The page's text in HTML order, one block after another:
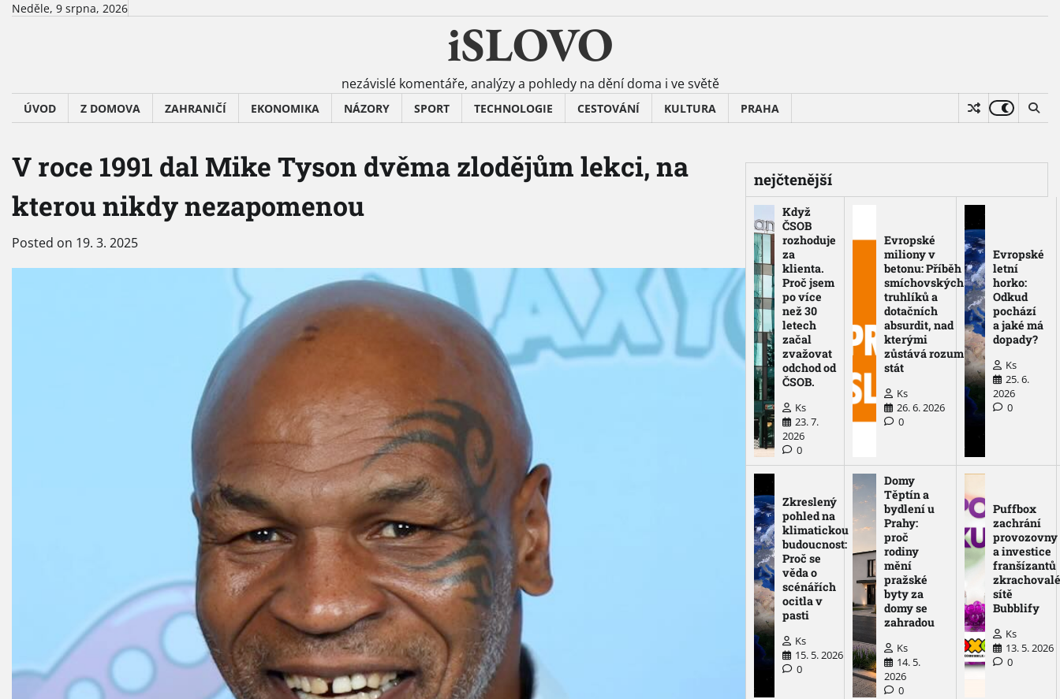
SkipNeděle, 9 srpna, 2026
iSLOVO
nezávislé komentáře, analýzy a pohledy na dění doma i ve světě
ÚVOD Z DOMOVA ZAHRANIČÍ EKONOMIKA NÁZORY SPORT TECHNOLOGIE CESTOVÁNÍ KULTURA PRAHA
V roce 1991 dal Mike Tyson dvěma zlodějům lekci, na
kterou nikdy nezapomenou
Posted on 19. 3. 2025
nejčtenější
Když
ČSOB
rozhoduje
za
klienta.
Proč jsem
po více
než 30
letech
začal
zvažovat
odchod od
ČSOB.
Ks
23. 7.
2026
0
Evropské
miliony v
betonu: Příběh
smíchovských
truhlíků a
dotačních
absurdit, nad
kterými
zůstává rozum
stát
Ks
26. 6. 2026
0
Evropské
letní
horko:
Odkud
pochází
a jaké má
dopady?
Ks
25. 6.
2026
0
Zkreslený
pohled na
klimatickou
budoucnost:
Proč se
věda o
scénářích
ocitla v
pasti
Ks
15. 5. 2026
0
Domy
Těptín a
bydlení u
Prahy:
proč
rodiny
mění
pražské
byty za
domy se
zahradou
Ks
14. 5.
2026
0
Puffbox
zachrání
provozovny
a investice
franšízantů
sítě
Bubblify
Ks
13. 5. 2026
0